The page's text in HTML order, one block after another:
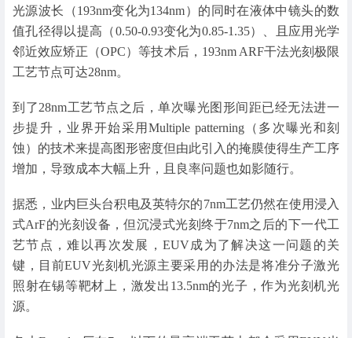
光源波长（193nm变化为134nm）的同时在液体中镜头的数
值孔径得以提高（0.50-0.93变化为0.85-1.35）、且应用光学
邻近效应矫正（OPC）等技术后，193nm ARF干法光刻极限
工艺节点可达28nm。
到了28nm工艺节点之后，单次曝光图形间距已经无法进一
步提升，业界开始采用Multiple patterning（多次曝光和刻
蚀）的技术来提高图形密度但由此引入的掩膜使得生产工序
增加，导致成本大幅上升，且良率问题也如影随行。
据悉，业内巨头台积电及英特尔的7nm工艺仍然在使用浸入
式ArF的光刻设备，但沉浸式光刻终于7nm之后的下一代工
艺节点，难以再次发展，EUV成为了解决这一问题的关
键，目前EUV光刻机光源主要采用的办法是将准分子激光
照射在锡等靶材上，激发出13.5nm的光子，作为光刻机光
源。